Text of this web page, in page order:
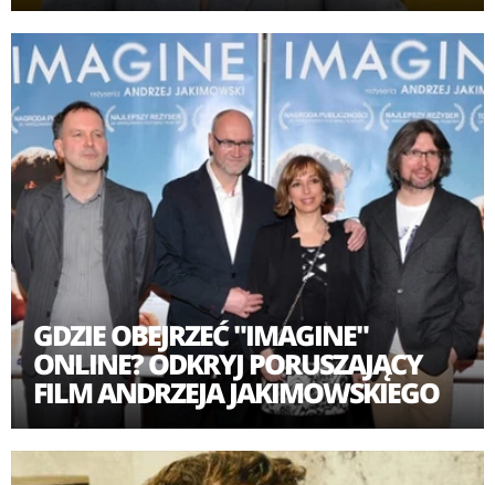
GDZIE OBEJRZEĆ "IMAGINE"
ONLINE? ODKRYJ PORUSZAJĄCY
FILM ANDRZEJA JAKIMOWSKIEGO